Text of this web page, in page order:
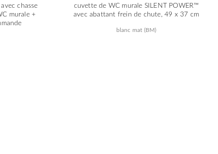
chasse
murale +
cuvette de WC murale SILENT POWER™
avec abattant frein de chute, 49 x 37 cm
blanc mat (BM)